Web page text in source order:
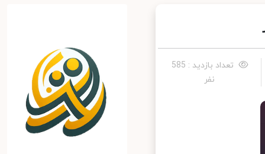
تعداد بازدید : 585
نفر